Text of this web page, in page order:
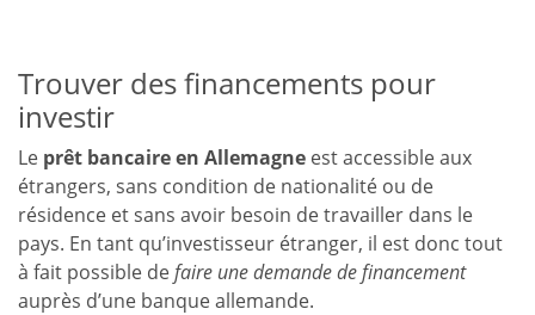
Trouver des financements pour
investir
Le prêt bancaire en Allemagne est accessible aux
étrangers, sans condition de nationalité ou de
résidence et sans avoir besoin de travailler dans le
pays. En tant qu’investisseur étranger, il est donc tout
à fait possible defaire une demande de financement
auprès d’une banque allemande.